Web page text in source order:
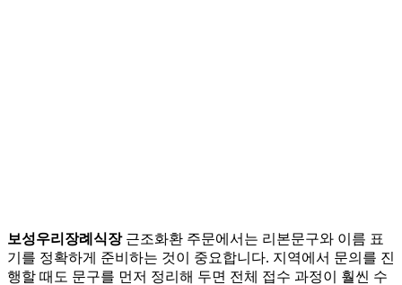
보성우리장례식장근조화환 주문에서는 리본문구와 이름 표
기를 정확하게 준비하는 것이 중요합니다. 지역에서 문의를 진
행할 때도 문구를 먼저 정리해 두면 전체 접수 과정이 훨씬 수